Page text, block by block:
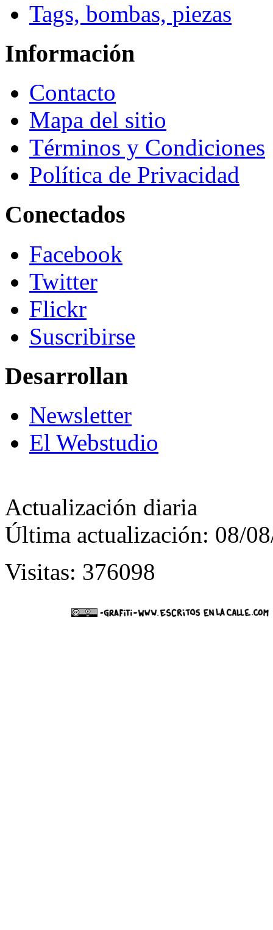
Tags, bombas, piezas
Información
Contacto
Mapa del sitio
Términos y Condiciones
Política de Privacidad
Conectados
Facebook
Twitter
Flickr
Suscribirse
Desarrollan
Newsletter
El Webstudio
Actualización diaria
Última actualización: 08/
Visitas: 376098